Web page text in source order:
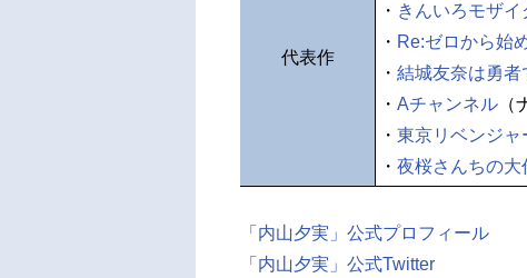
代表作
・ きんいろモザイ
・ Re:ゼロから始
・ 結城友奈は勇者
・ Aチャンネル （
・ 東京リベンジャ
・ 夜桜さんちの大
「内山夕実」公式プロフィール
「内山夕実」公式Twitter